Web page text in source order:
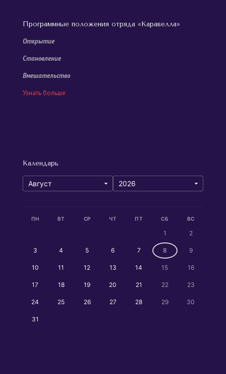
Программные положения отряда «Каравелла»
Открытие
Становление
Вмешательство
Узнать больше
Календарь
ПН ВТ СР ЧТ ПТ СБ ВС
1 2
3 4 5 6 7 8 9
10 11 12 13 14 15 16
17 18 19 20 21 22 23
24 25 26 27 28 29 30
31